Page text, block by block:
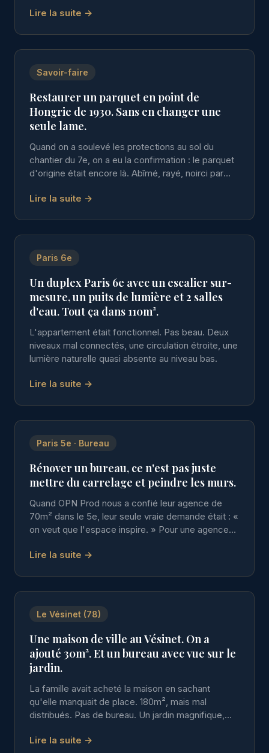
semaines.
Lire la suite →
Savoir-faire
Restaurer un parquet en point de
Hongrie de 1930. Sans en changer une
seule lame.
Quand on a soulevé les protections au sol du
chantier du 7e, on a eu la confirmation : le parquet
d'origine était encore là. Abîmé, rayé, noirci par
Lire la suite →
Paris 6e
Un duplex Paris 6e avec un escalier sur-
mesure, un puits de lumière et 2 salles
d'eau. Tout ça dans 110m².
L'appartement était fonctionnel. Pas beau. Deux
niveaux mal connectés, une circulation étroite, une
lumière naturelle quasi absente au niveau bas.
Lire la suite →
Paris 5e · Bureau
Rénover un bureau, ce n'est pas juste
mettre du carrelage et peindre les murs.
Quand OPN Prod nous a confié leur agence de
70m² dans le 5e, leur seule vraie demande était : «
on veut que l'espace inspire. » Pour une agence
argument commercial.
Lire la suite →
Le Vésinet (78)
Une maison de ville au Vésinet. On a
ajouté 30m². Et un bureau avec vue sur le
jardin.
La famille avait acheté la maison en sachant
qu'elle manquait de place. 180m², mais mal
distribués. Pas de bureau. Un jardin magnifique,
Lire la suite →